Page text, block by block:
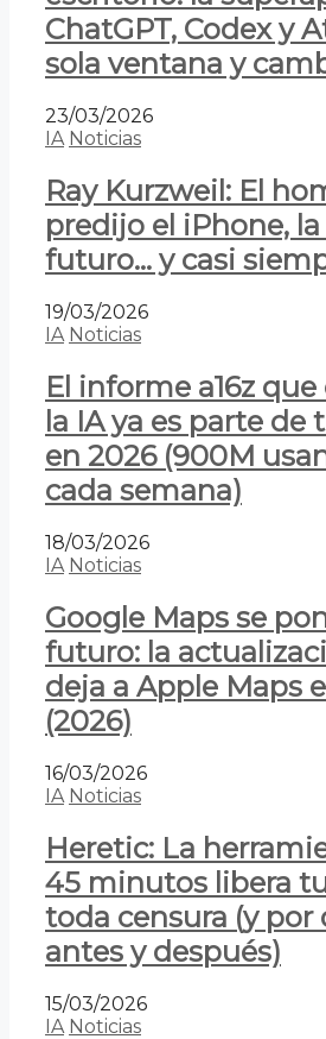
ChatGPT, Codex y
sola ventana y
23/03/2026
IA Noticias
Ray Kurzweil: El
predijo el iPhone,
futuro… y casi
19/03/2026
IA Noticias
El informe a16z
la IA ya es parte de
en 2026 (900M
cada semana)
18/03/2026
IA Noticias
Google Maps se
futuro: la
deja a Apple Maps
(2026)
16/03/2026
IA Noticias
Heretic: La
45 minutos libera
toda censura (y por
antes y después)
15/03/2026
IA Noticias